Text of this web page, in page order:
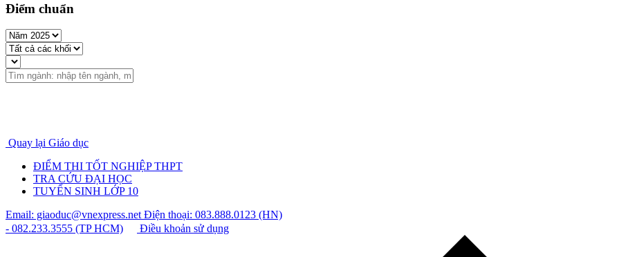
Điểm chuẩn
Quay lại Giáo dục
ĐIỂM THI TỐT NGHIỆP THPT
TRA CỨU ĐẠI HỌC
TUYỂN SINH LỚP 10
Email: giaoduc@vnexpress.netĐiện thoại: 083.888.0123 (HN)
- 082.233.3555 (TP HCM)
Điều khoản sử dụng